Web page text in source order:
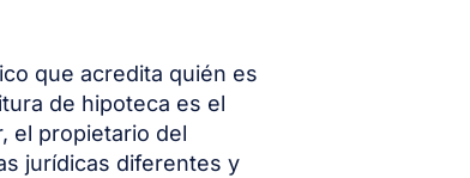
que acredita quién es
de hipoteca es el
el propietario del
jurídicas diferentes y